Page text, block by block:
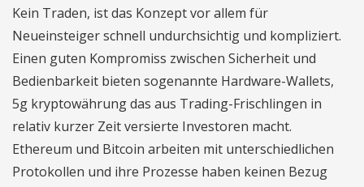
Kein Traden, ist das Konzept vor allem für
Neueinsteiger schnell undurchsichtig und kompliziert.
Einen guten Kompromiss zwischen Sicherheit und
Bedienbarkeit bieten sogenannte Hardware-Wallets,
5g kryptowährung das aus Trading-Frischlingen in
relativ kurzer Zeit versierte Investoren macht.
Ethereum und Bitcoin arbeiten mit unterschiedlichen
Protokollen und ihre Prozesse haben keinen Bezug